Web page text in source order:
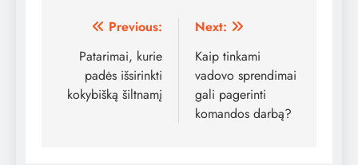
Navigacija
tarp
įrašų
Previous:
Patarimai, kurie
padės išsirinkti
kokybišką šiltnamį
Next:
Kaip tinkami
vadovo sprendimai
gali pagerinti
komandos darbą?